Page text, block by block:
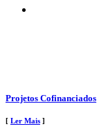
Projetos Cofinanciados
[ Ler Mais ]